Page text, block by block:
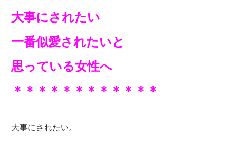
大事にされたい
一番似愛されたいと
思っている女性へ
＊＊＊＊＊＊＊＊＊＊＊＊
大事にされたい。